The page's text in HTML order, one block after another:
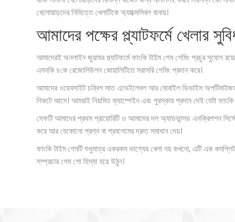
খেলোয়াড়দের নিমিত্তে খেলাটিকে অ্যাক্সেসিবল বানায়।
আমাদের পক্ষের প্ল্যাটফর্মে খেলার
আমাদেরই অনলাইন জুয়াঘর প্ল্যাটফর্মে ফাংকি টাইম গেম গেমিং প্রচুর সুযোগ
এমনকি ৪কে রেজোলিউশন কোয়ালিটিতে সরাসরি গেমিং প্রদান করে।
আমাদের ওয়েবসাইট চব্বিশ সাত এভেইলেবল আর মোবাইল ডিভাইস
নিকটে আসে। আমরাই নিয়মিত ক্যাম্পেইন এবং পুরস্কার প্রদান দেই যেটা
সেফটি আমাদের প্রথম প্রায়োরিটি ও আমাদের দল অ্যাডভান্সড এনক্রিপশন
করে আর যেকোনো প্রশ্ন বা প্রবলেমের দ্রুত সমাধান দেয়।
ফাংকি টাইম গেমটি শুধুমাত্র একরকম ভাগ্যের খেলা নয় কখনো, এটি এক
সম্প্রচার গেম শো হিস্যা হয়ে উঠুন।